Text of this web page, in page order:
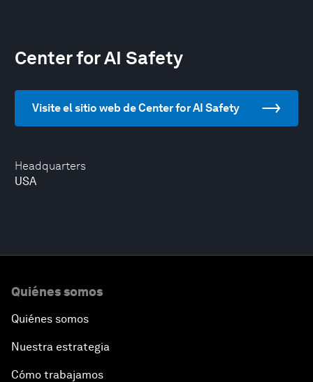
Headquarters
USA
Center for AI Safety
Visite el sitio web de Center for AI Safety
Quiénes somos
Quiénes somos
Nuestra estrategia
Cómo trabajamos